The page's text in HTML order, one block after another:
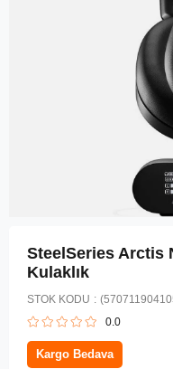
SteelSeries Arctis
Kulaklık
STOK KODU
0.0
Kargo Bedava